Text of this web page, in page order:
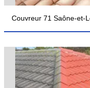
Couvreur 71 Saône-et-